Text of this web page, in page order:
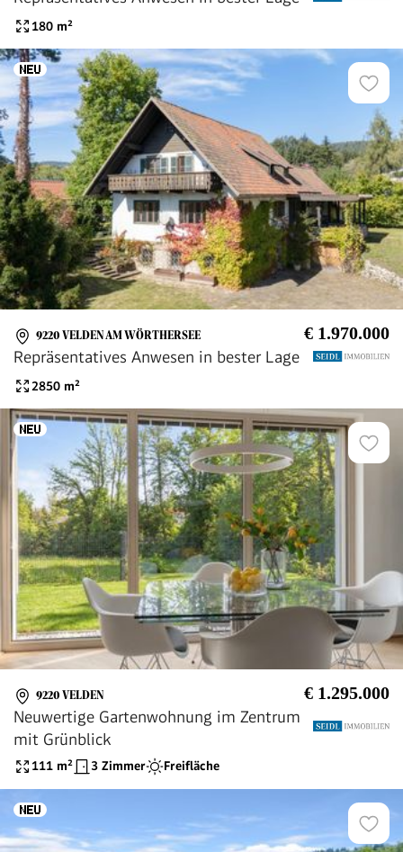
180 m²
9220 VELDEN AM WÖRTHERSEE € 1.970.000
Repräsentatives Anwesen in bester Lage
2850 m²
9220 VELDEN € 1.295.000
Neuwertige Gartenwohnung im Zentrum
mit Grünblick
111 m² 3 Zimmer Freifläche